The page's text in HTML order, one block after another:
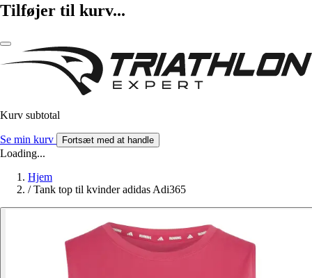
Tilføjer til kurv...
Kurv subtotal
Se min kurv Fortsæt med at handle
Loading...
Hjem
/ Tank top til kvinder adidas Adi365